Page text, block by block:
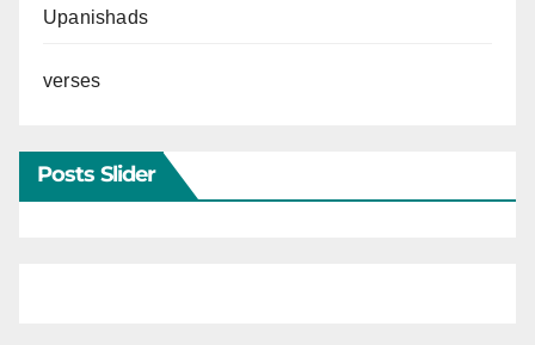
Upanishads
verses
Posts Slider